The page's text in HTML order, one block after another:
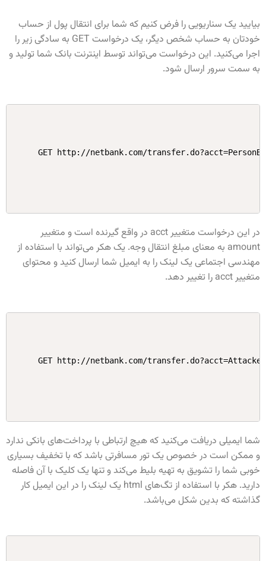
بیایید یک سناریویی را فرض کنیم که شما برای انتقال پول از حساب
خودتان به حساب شخص دیگر، یک درخواست GET به سادگی زیر را
اجرا می‌کنید. این درخواست می‌تواند توسط اینترنت بانک شما تولید و
به سمت سرور ارسال شود.
GET http://netbank.com/
در این درخواست متغییر acct در واقع گیرنده است و متغییر
amount به معنای مبلغ انتقال وجه. یک هکر می‌تواند با استفاده از
مهندسی اجتماعی یک لینک را به ایمیل شما ارسال کنید و محتوای
متغییر acct را تغییر دهد.
GET http://netbank.com/
شما ایمیلی دریافت می‌کنید که هیچ ارتباطی با پرداخت‌های بانکی ندارد
و ممکن است در خصوص یک تور مسافرتی باشد که با تخفیف بسیاری
خوبی شما را تشویق به تهیه بلیط می‌کند و تنها یک کلیک با آن فاصله
دارید. هکر با استفاده از تگ‌های html یک لینک را در این ایمیل کار
گذاشته که بدین شکل می‌باشد.